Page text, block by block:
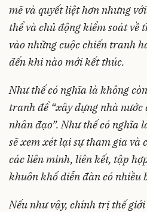
mẽ và quyết liệt hơn nhưng
thể và chủ động kiểm soát về
vào những cuộc chiến tranh
đến khi nào mới kết thúc.
Như thế có nghĩa là không
tranh để “xây dựng nhà nước
nhân đạo”. Như thế có nghĩa
sẽ xem xét lại sự tham gia và
các liên minh, liên kết, tập
khuôn khổ diễn đàn có nhiều
Nếu như vậy, chính trị thế giới